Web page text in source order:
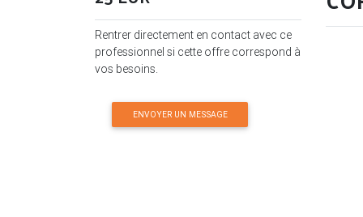
Rentrer directement en contact avec ce
professionnel si cette offre correspond à
vos besoins.
ENVOYER UN MESSAGE